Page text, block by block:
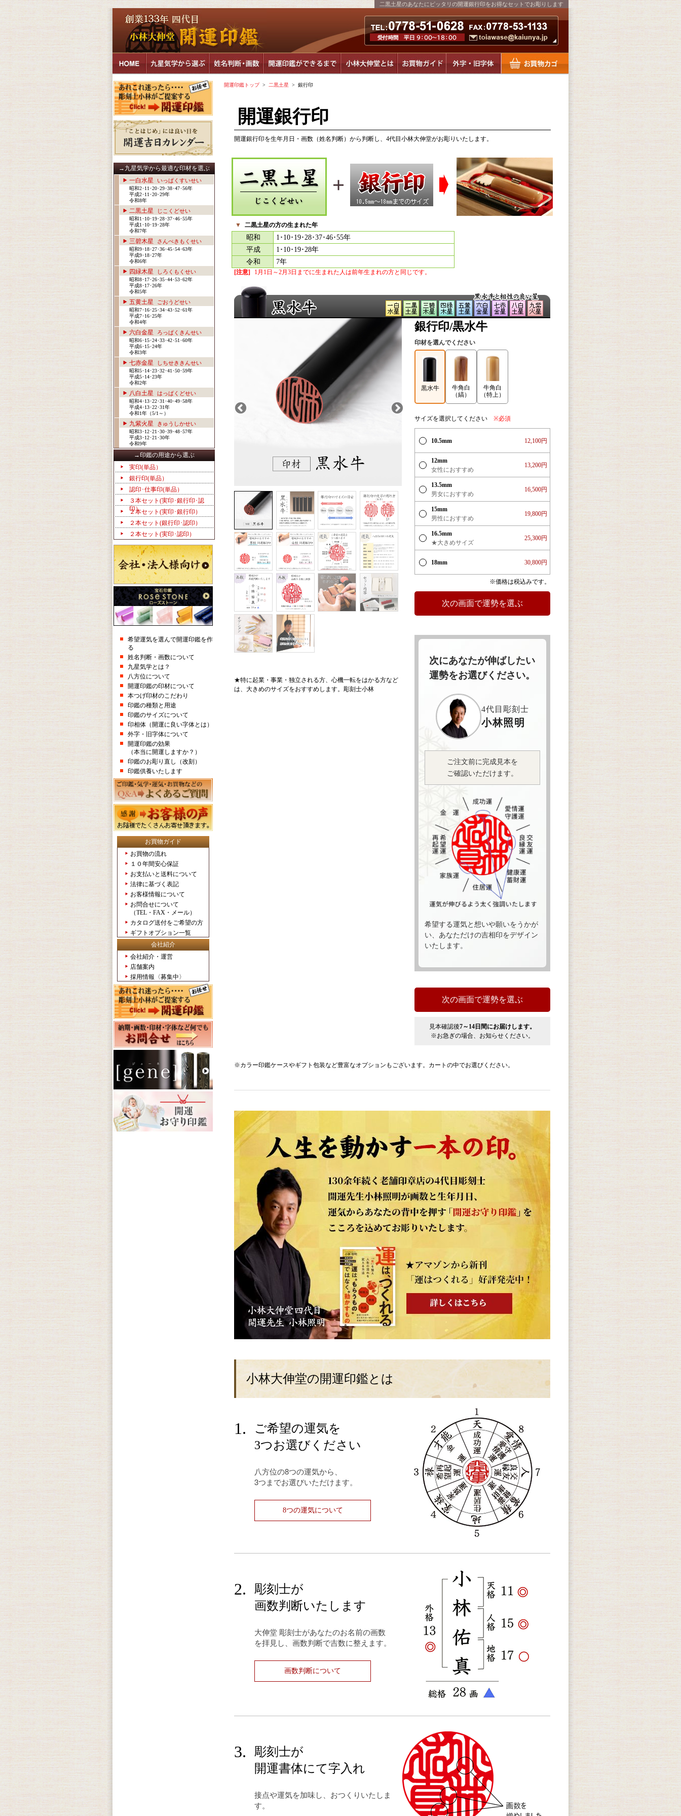
二黒土星のあなたにピッタリの開運銀行印をお得なセットでお彫りします
→九星気学から最適な印材を選ぶ
一白水星
いっぱくすいせい
昭和2･11･20･29･38･47･56年
平成2･11･20･29年
令和8年
二黒土星 じこくどせい
昭和1･10･19･28･37･46･55年
平成1･10･19･28年
令和7年
三碧木星 さんぺきもくせい
昭和9･18･27･36･45･54･63年
平成9･18･27年
令和6年
四緑木星 しろくもくせい
昭和8･17･26･35･44･53･62年
平成8･17･26年
令和5年
五黄土星 ごおうどせい
昭和7･16･25･34･43･52･61年
平成7･16･25年
令和4年
六白金星 ろっぱくきんせい
昭和6･15･24･33･42･51･60年
平成6･15･24年
令和3年
七赤金星 しちせききんせい
昭和5･14･23･32･41･50･59年
平成5･14･23年
令和2年
八白土星 はっぱくどせい
昭和4･13･22･31･40･49･58年
平成4･13･22･31年
令和1年（5/1～）
九紫火星 きゅうしかせい
昭和3･12･21･30･39･48･57年
平成3･12･21･30年
令和9年
→印鑑の用途から選ぶ
実印(単品）
銀行印(単品）
認印･仕事印(単品）
３本セット(実印･銀行印･認
印）
２本セット(実印･銀行印）
２本セット(銀行印･認印）
２本セット(実印･認印）
希望運気を選んで開運印鑑を作
る
姓名判断・画数について
九星気学とは？
八方位について
開運印鑑の印材について
本つげ印材のこだわり
印鑑の種類と用途
印鑑のサイズについて
印相体（開運に良い字体とは）
外字・旧字体について
開運印鑑の効果
（本当に開運しますか？）
印鑑のお彫り直し（改刻）
印鑑供養いたします
お買物ガイド
お買物の流れ
１０年間安心保証
お支払いと送料について
法律に基づく表記
お客様情報について
お問合せについて
（TEL・FAX・メール）
カタログ送付をご希望の方
ギフトオプション一覧
会社紹介
会社紹介・運営
店舗案内
採用情報〈募集中〉
開運印鑑トップ> 二黒土星 > 銀行印
開運銀行印
開運銀行印を生年月日・画数（姓名判断）から判断し、4代目小林大伸堂がお彫りいたします。
▼ 二黒土星の方の生まれた年
昭和
1･10･19･28･37･46･55年
平成
1･10･19･28年
令和
7年
[注意] 1月1日～2月3日までに生まれた人は前年生まれの方と同じです。
★特に起業・事業・独立される方、心機一転をはかる方など
は、大きめのサイズをおすすめします。彫刻士小林
銀行印/黒水牛
印材を選んでください
黒水牛
牛角白
（縞）
牛角白
（特上）
サイズを選択してください ※必須
10.5mm 12,100円
12mm
女性におすすめ
13,200円
13.5mm
男女におすすめ
16,500円
15mm
男性におすすめ
19,800円
16.5mm
★大きめサイズ
25,300円
18mm 30,800円
※価格は税込みです。
次にあなたが伸ばしたい
運勢をお選びください。
4代目彫刻士
小林照明
ご注文前に完成見本を
ご確認いただけます。
希望する運気と想いや願いをうかが
い、あなただけの吉相印をデザイン
いたします。
見本確認後7～14日間にお届けします。
※お急ぎの場合、お知らせください。
※カラー印鑑ケースやギフト包装など豊富なオプションもございます。カートの中でお選びください。
小林大伸堂の開運印鑑とは
1.
ご希望の運気を
3つお選びください
八方位の8つの運気から、
3つまでお選びいただけます。
8つの運気について
2.
彫刻士が
画数判断いたします
大伸堂 彫刻士があなたのお名前の画数
を拝見し、画数判断で吉数に整えます。
画数判断について
3.
彫刻士が
開運書体にて字入れ
接点や運気を加味し、おつくりいたしま
す。